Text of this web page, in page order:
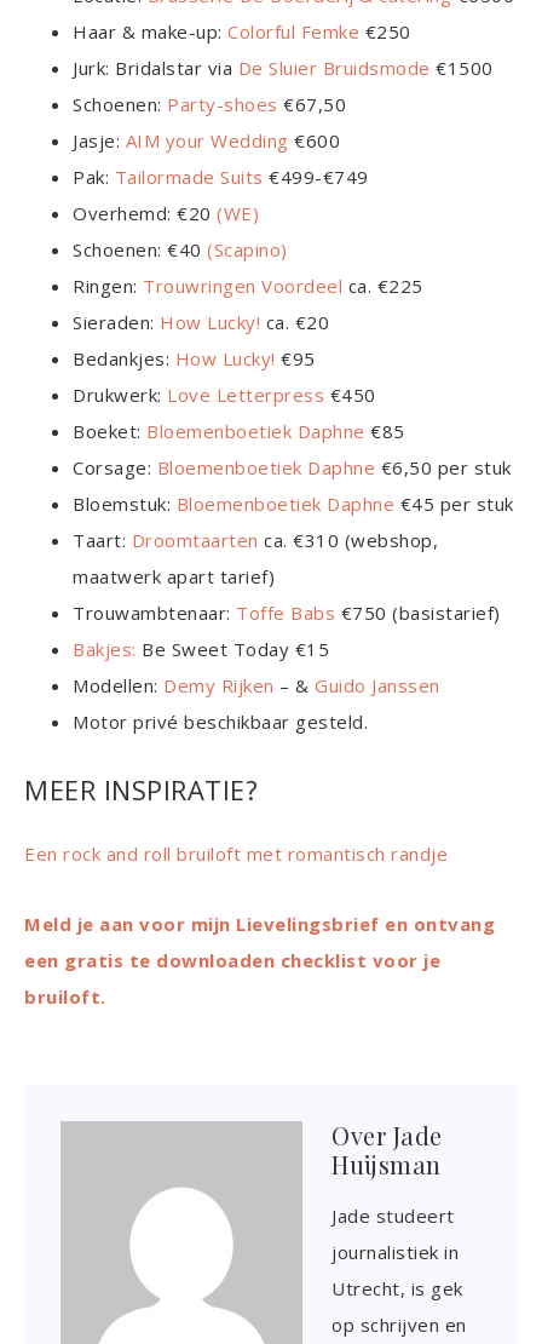
Haar & make-up: Colorful Femke €250
Jurk: Bridalstar via De Sluier Bruidsmode €1500
Schoenen: Party-shoes €67,50
Jasje: AIM your Wedding €600
Pak: Tailormade Suits €499-€749
Overhemd: €20 (WE)
Schoenen: €40 (Scapino)
Ringen: Trouwringen Voordeel ca. €225
Sieraden: How Lucky! ca. €20
Bedankjes: How Lucky! €95
Drukwerk: Love Letterpress €450
Boeket: Bloemenboetiek Daphne €85
Corsage: Bloemenboetiek Daphne €6,50 per stuk
Bloemstuk: Bloemenboetiek Daphne €45 per stuk
Taart: Droomtaarten ca. €310 (webshop,
maatwerk apart tarief)
Trouwambtenaar: Toffe Babs €750 (basistarief)
Bakjes: Be Sweet Today €15
Modellen: Demy Rijken – & Guido Janssen
Motor privé beschikbaar gesteld.
MEER INSPIRATIE?
Een rock and roll bruiloft met romantisch randje
Meld je aan voor mijn Lievelingsbrief en ontvang
een gratis te downloaden checklist voor je
bruiloft.
Over Jade
Huijsman
Jade studeert
journalistiek in
Utrecht, is gek
op schrijven en